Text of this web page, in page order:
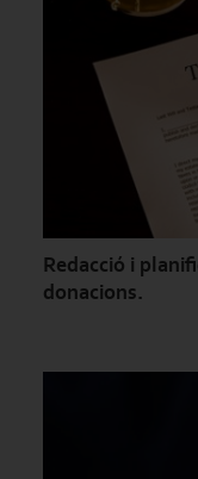
Redacció i
donacions.